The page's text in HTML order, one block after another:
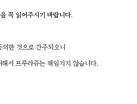
꼭 읽어주시기 바랍니다.
한 것으로 간주되오니
서 프루라쥬는 책임지지 않습니다.